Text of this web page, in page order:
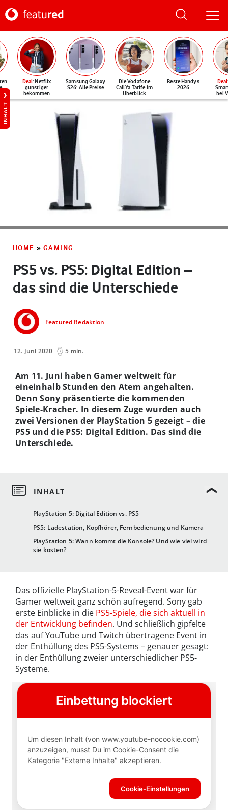
Deal: Netflix
günstiger
bekommen
Samsung Galaxy
S26: Alle Preise
Die Vodafone
CallYa-Tarife im
Überblick
Beste Handys
2026
Deal
bei
INHALT
HOME » GAMING
PS5 vs. PS5: Digital Edition –
das sind die Unterschiede
Featured Redaktion
12. Juni 2020 5 min.
PlayStation 5: Digital Edition vs. PS5
PS5: Ladestation, Kopfhörer, Fernbedienung und Kamera
PlayStation 5: Wann kommt die Konsole? Und wie viel wird
sie kosten?
Am 11. Juni haben Gamer weltweit für
eineinhalb Stunden den Atem angehalten.
Denn Sony präsentierte die kommenden
Spiele-Kracher. In diesem Zuge wurden auch
zwei Versionen der PlayStation 5 gezeigt – die
PS5 und die PS5: Digital Edition. Das sind die
Unterschiede.
Das offizielle PlayStation-5-Reveal-Event war für
Gamer weltweit ganz schön aufregend. Sony gab
erste Einblicke in die PS5-Spiele, die sich aktuell in
der Entwicklung befinden. Und schließlich gipfelte
das auf YouTube und Twitch übertragene Event in
der Enthüllung des PS5-Systems – genauer gesagt:
in der Enthüllung zweier unterschiedlicher PS5-
Systeme.